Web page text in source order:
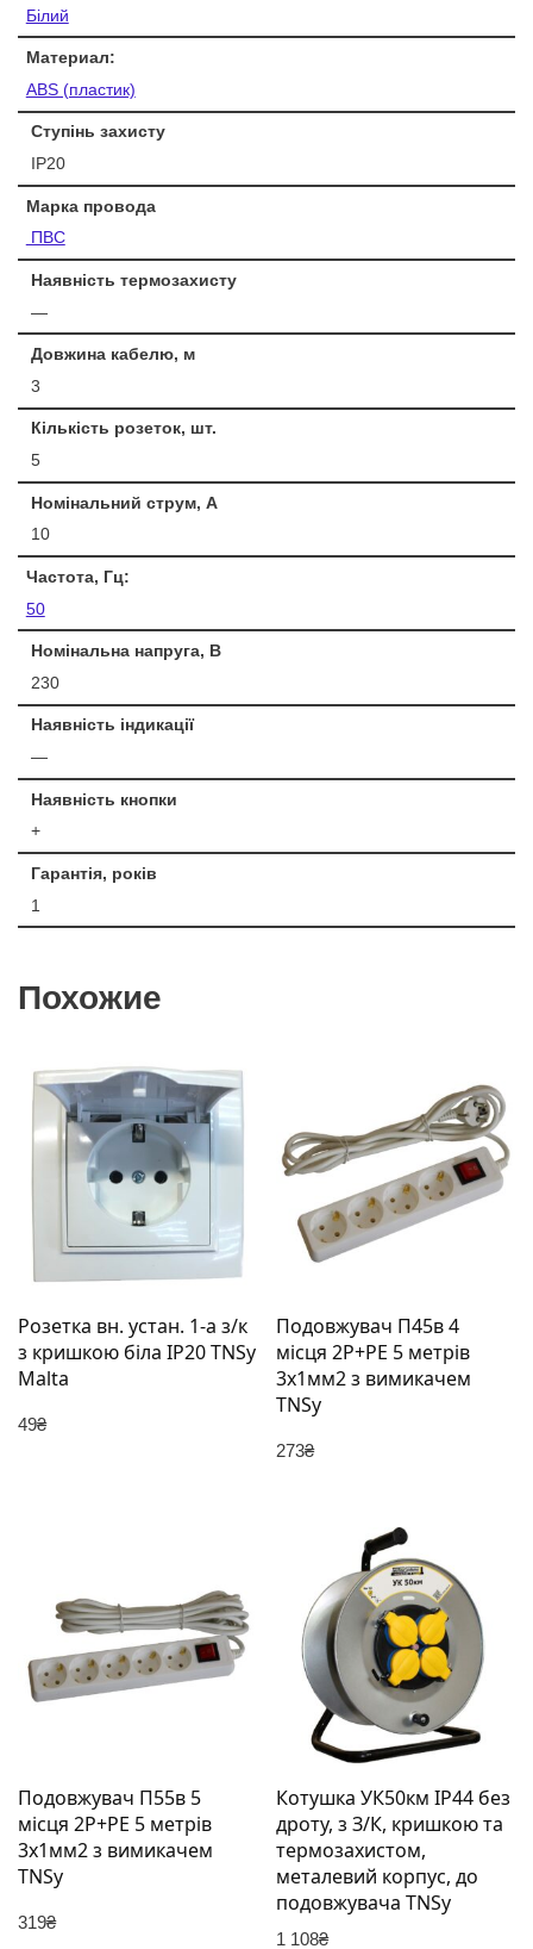
Білий
Материал:
ABS (пластик)
Ступінь захисту
IP20
Марка провода
ПВС
Наявність термозахисту
—
Довжина кабелю, м
3
Кількість розеток, шт.
5
Номінальний струм, А
10
Частота, Гц:
50
Номінальна напруга, В
230
Наявність індикації
—
Наявність кнопки
+
Гарантія, років
1
Похожие
Розетка вн. устан. 1-а з/к
з кришкою біла IP20 TNSy
Malta
49₴
Подовжувач П45в 4
місця 2Р+РЕ 5 метрів
3х1мм2 з вимикачем
TNSy
273₴
Подовжувач П55в 5
місця 2Р+РЕ 5 метрів
3х1мм2 з вимикачем
TNSy
319₴
Котушка УК50км IP44 без
дроту, з З/К, кришкою та
термозахистом,
металевий корпус, до
подовжувача TNSy
1 108₴